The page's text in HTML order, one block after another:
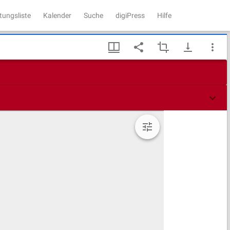
Kalender Suche digiPress Hilfe